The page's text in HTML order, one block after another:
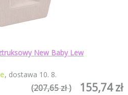
New Baby Lew
dostawa 10. 8.
155,74 zł
(207,65 zł )